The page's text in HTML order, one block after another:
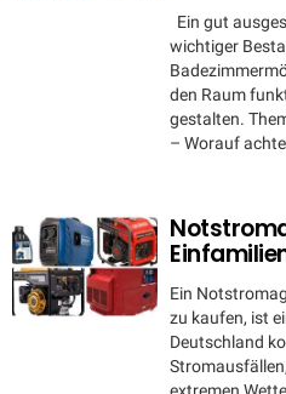
Ein gut
wichtiger
den Raum
gestalten.
– Worauf
Ein
zu kaufen, ist
Deutschland
extremen